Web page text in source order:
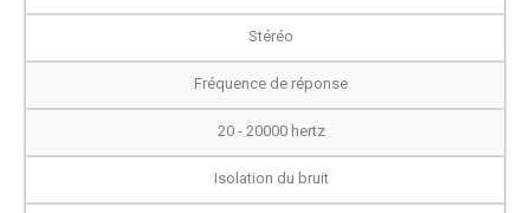
Stéréo
Fréquence de réponse
20 - 20000 hertz
Isolation du bruit